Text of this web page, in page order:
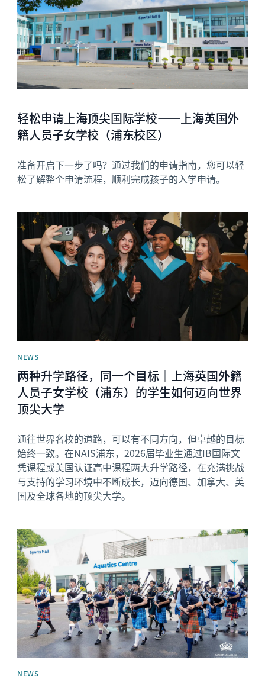
轻松申请上海顶尖国际学校——上海英国外
籍人员子女学校（浦东校区）
准备开启下一步了吗？通过我们的申请指南，您可以轻
松了解整个申请流程，顺利完成孩子的入学申请。
News image
NEWS
两种升学路径，同一个目标｜上海英国外籍
人员子女学校（浦东）的学生如何迈向世界
顶尖大学
通往世界名校的道路，可以有不同方向，但卓越的目标
始终一致。在NAIS浦东，2026届毕业生通过IB国际文
凭课程或美国认证高中课程两大升学路径，在充满挑战
与支持的学习环境中不断成长，迈向德国、加拿大、美
国及全球各地的顶尖大学。
News image
NEWS